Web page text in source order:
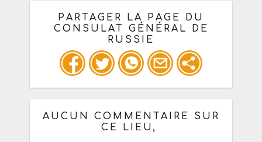
PARTAGER LA PAGE DU
CONSULAT GÉNÉRAL DE
RUSSIE
Ou copiez les infos ci-dessous pour
un : mail / forum / réseau social
AUCUN COMMENTAIRE SUR
CE LIEU,